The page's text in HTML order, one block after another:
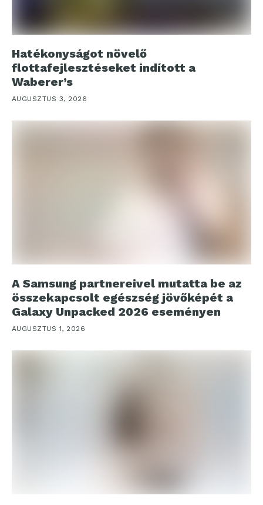
Hatékonyságot növelő
flottafejlesztéseket indított a
Waberer’s
AUGUSZTUS 3, 2026
A Samsung partnereivel mutatta be az
összekapcsolt egészség jövőképét a
Galaxy Unpacked 2026 eseményen
AUGUSZTUS 1, 2026